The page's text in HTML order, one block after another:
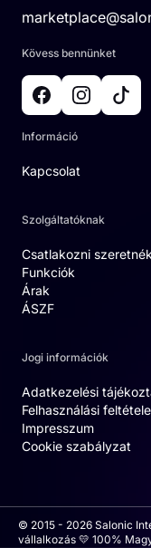
Kövess bennünket
Információ
Kapcsolat
Szolgáltatóknak
Csatlakozni szeretnék
Funkciók
Árak
ÁSZF
Jogi információk
Adatkezelési
Felhasználási
Impresszum
Cookie szabályzat
© 2015 - 2026 Salonic
vállalkozás 💛 100%